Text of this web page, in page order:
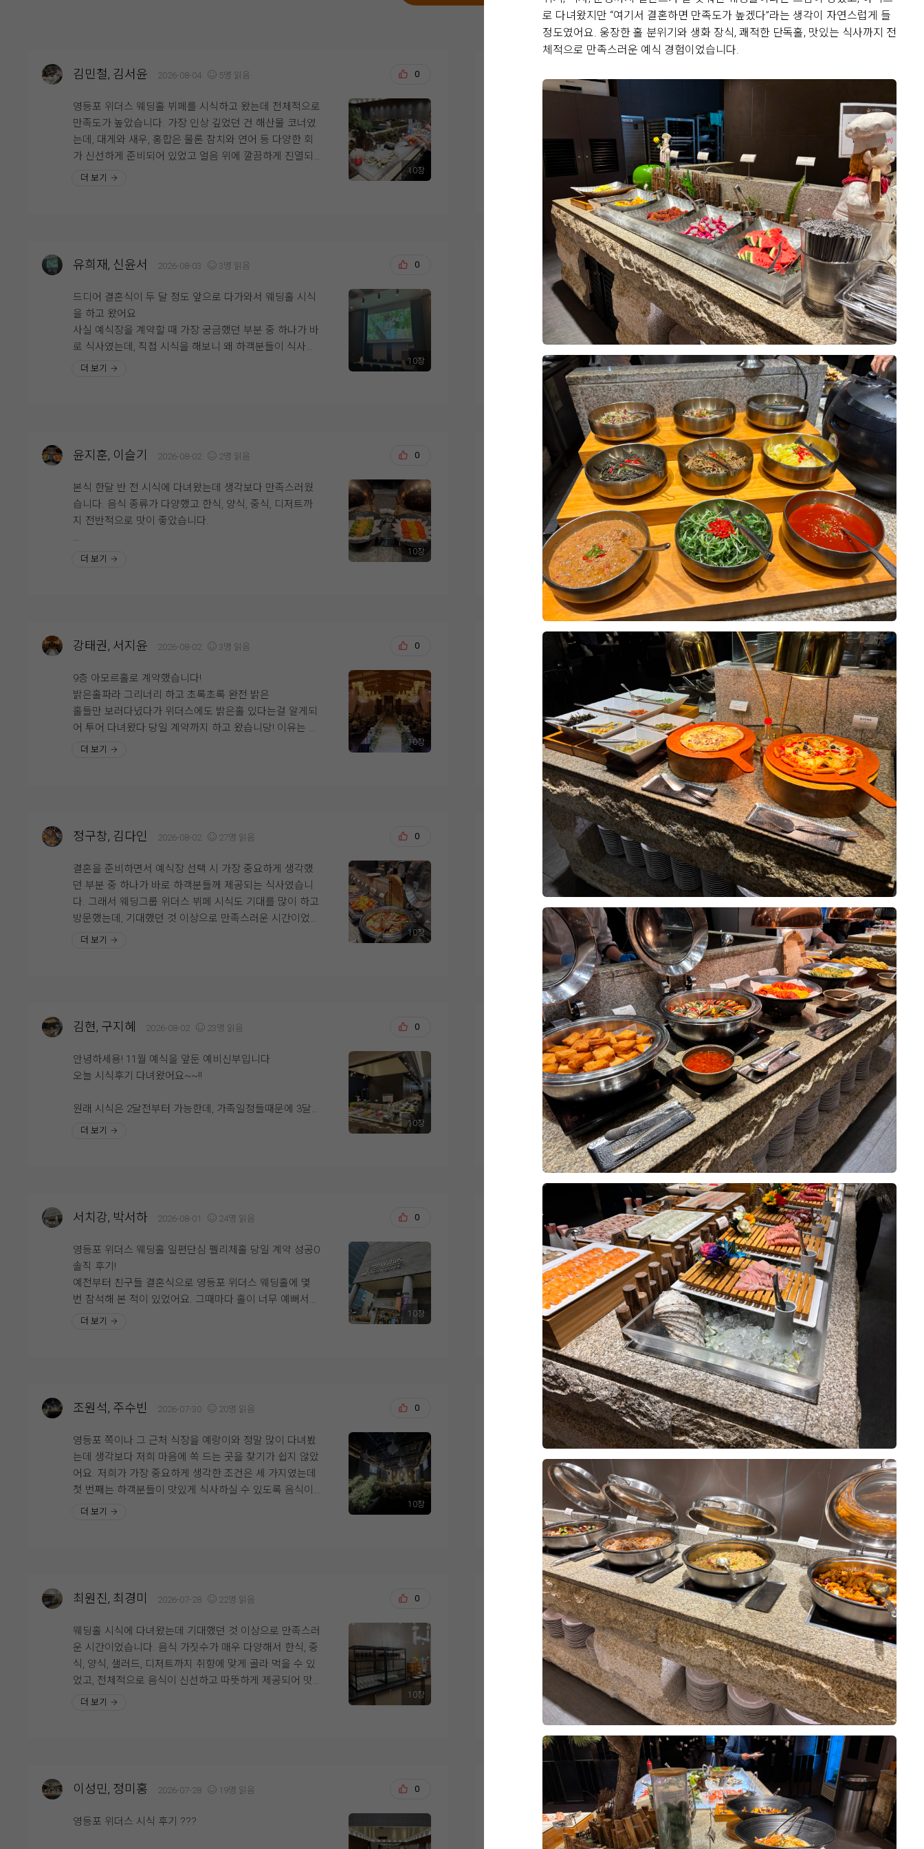
김민철, 김서윤 2026-08-04 5명 읽음 0
영등포 위더스 웨딩홀 뷔페를 시식하고 왔는데 전체적으로
만족도가 높았습니다. 가장 인상 깊었던 건 해산물 코너였
는데, 대게와 새우, 홍합은 물론 참치와 연어 등 다양한 회
가 신선하게 준비되어 있었고 얼음 위에 깔끔하게 진열되
어 있어 보기에도 좋았습니다. 회도 두툼하게 썰려 있어 식
으로 간이 자극적이지 않아 부담 없이 즐길 수 있었습니다.
서 채워주셔서 마지막까지 깔끔한 상태가 유지되는 점도
좋았습니다.
뷔페 동선도 넓고 쾌적해서 사람들이 몰려도 크게 불편하
지 않았고, 음식 종류도 한식·양식·해산물 등 골고루 갖춰져
결혼식은 식사가 중요한 부분인데, 영등포 위더스 뷔페는
하객분들을 모실 수 있을 것 같습니다. 개인적으로는 해산
물과 회 코너가 가장 만족스러웠고, 전체적으로 재방문 의
사가 있을 정도로 만족한 시식이었습니다.
더 보기
10장
까지 진행했습니다. 여러 웨딩홀을 알아보면서 가장 중요
하게 생각했던 부분은 홀 분위기와 신부대기실, 실제 예식
당일의 이동 동선이었습니다.
아모르홀은 전체적으로 밝고 화사한 분위기라 처음 들어갔
을 때부터 마음에 들었습니다. 어두운 홀보다는 자연스럽
고 따뜻한 느낌의 예식을 원했는데, 아모르홀이 제가 생각
했던 이미지와 잘 맞았습니다. 홀 내부도 깔끔하게 정돈된
느낌이었고, 사진이나 영상으로 보았을 때도 신랑 신부가
화사하게 나올 것 같았습니다.
신부대기실도 답답하지 않고 깔끔했으며, 신부대기실에서
예식장으로 이동하는 동선도 복잡하지 않아 좋았습니다.
하객들의 이동과 신랑 신부의 동선이 비교적 편리하게 구
성되어 있다는 점도 계약을 결정하는 데 도움이 됐습니다.
상담 과정에서는 궁금했던 부분을 하나씩 설명해 주셨고,
견적과 포함 사항도 이해하기 쉽게 안내받았습니다. 상담
분위기가 부담스럽지 않았고, 저희가 생각했던 조건과 견
적도 잘 맞아 최종적으로 계약하게 되었습니다. 실제 예식
일까지 남은 준비도 잘 진행해서 밝고 화사한 아모르홀에
서 만족스러운 결혼식을 올리고 싶습니다.
더 보기
10장
유희재, 신윤서 2026-08-03 3명 읽음 0
드디어 결혼식이 두 달 정도 앞으로 다가와서 웨딩홀 시식
을 하고 왔어요
사실 예식장을 계약할 때 가장 궁금했던 부분 중 하나가 바
로 식사였는데, 직접 시식을 해보니 왜 하객분들이 식사를
중요하게 생각하는지 알겠더라고요.
것 같다는 생각이 들었습니다.
다양한 메뉴가 준비되어 있었는데, 그중에서도 가장 기억
에 남았던 건 양갈비와 회였어요. 먼저 양갈비는 생각보다
훨씬 부드러웠고 잡내가 전혀 느껴지지 않았어요. 육즙도
풍부하고 고기가 촉촉해서 한입 먹자마자 "이건 꼭 다시 먹
고 싶다"라는 생각이 들 정도였어요.
맛이 전혀 없었고, 식감도 쫄깃해서 계속 손이 가더라고요.
것 같았어요. 다른 뷔페 메뉴들도 전체적으로 깔끔하고 종
류가 다양해서 남녀노소 누구나 맛있게 즐길 수 있을 것 같
았습니다.
특히 부모님과 함께 시식을 진행했는데, 부모님께서도 음
예식이 얼마 남지 않은 시점에서 웨딩홀 분위기와 연회장
뒤 이곳에서 소중한 분들을 모시고 식을 올린다고 생각하
니 설레기도 하고 긴장도 됐어요.
웨딩그룹위더스 영등포에서 예식을 준비하고 계신 예신,
예랑분들이라면 꼭 시식해보시는 걸 추천드려요. 직접 맛
더 보기
10장
전재영, 서혜연 2026-08-02 12명 읽음 0
안녕하세요,
결혼식이 얼마 남지 않아 위더스 영등포 웨딩홀 시식에 다
녀왔습니다.
한식, 중식, 양식, 해산물, 샐러드 등 메뉴 구성이 다양했고,
음식마다 맛의 편차가 크지 않아 전반적으로 만족스러웠습
디저트도 과일, 케이크, 떡 등 여러 종류가 준비되어 있어
식사를 마무리하기 좋았습니다. 메인 음식뿐 아니라 후식
까지 선택지가 다양하다는 점도 마음에 들었습니다.
직원분들께서 빈 접시도 빨리빨리 치워주시고, 음식이 부
족하지 않도록 수시로 확인해 주셔서 편안하게 식사할 수
있었습니다.
직접 시식해 보니 하객분들께 무리 없이 만족스러운 식사
를 대접할 수 있을 것 같아 안심이 되었습니다. 음식 구성
과 맛, 서비스까지 전체적으로 고르게 잘 준비된 시식이었
습니다.
더 보기
10장
윤지훈, 이슬기 2026-08-02 2명 읽음 0
본식 한달 반 전 시식에 다녀왔는데 생각보다 만족스러웠
습니다. 음식 종류가 다양했고 한식, 양식, 중식, 디저트까
지 전반적으로 맛이 좋았습니다.
특히 스테이크가 안질기고 부드러워서 세번이나 먹었네
뉴는 바로바로 채워주시고, 빈 접시도 빠르게 정리해 주셔
시식 전엔 걱정이 많았으나 직접 시식을 해보니 그런 걱정
할필요가 없었네요. 다가오는 본식이 기대됩니다!
더 보기
10장
오상철, 이예림 2026-08-02 4명 읽음
웨딩그룹위더스 영등포점으로 계약한 이유를 남겨봐요.
가장 큰 이유는 상담이었어요. 플래너님이 전문성도 있으
시고, 처음이라 헷갈리는 부분들도 이해하기 쉽게 설명해
주셔서 믿음이 갔거든요.
두 번째는 웨딩그룹이라 스드메, 한복, 헤어메이크업까지
필요하면 한 곳에서 다 해결 가능하다는 점이었어요. 저희
는 스드메를 이미 다른 곳에서 계약한 상태였지만, 상담 때
들은 금액도 나쁘지 않아서 여기서 했어도 괜찮았겠다 싶
었어요. 웨딩링 업체도 소개해주셨고, 원하는 날짜·시간에
예약 가능했던 것도 결정에 한몫했어요.
위치도 계약 이유 중 하나예요. 영등포라 지방에서 오시는
하객뿐 아니라 서울 사시는 분들도 찾아오기 편하고, 영등
포시장역에서 도보로 이동 가능하거든요. 내부주차장 만차
시엔 외부 영남주차장으로 셔틀 운행해주신다고 해서 주차
걱정도 덜었어요.
건물 자체도 마음에 들었어요. 웨딩 전용 단독 빌딩이라 다
른 용도 시설 없이 웨딩에만 집중할 수 있는 환경이라는 점
이 확실히 다르더라구요. 지하 B1~B8, 지상 11층 규모에
하객용 엘리베이터만 7~8대, 신랑신부 혼주용은 따로 있어
서 동선도 잘 짜여 있었고요. 특히 층마다 홀과 전용 연회
장이 하나씩 배치되어 있어서 다른 예식 하객들과 동선이
섞이지 않고 프라이빗하게 진행할 수 있다는 점이 큰 장점
이라고 느꼈어요.
층 구성도 마음에 들었어요. 1층 예약실·미용실·드레스샵,
3~5층 연회장, 10층 폐백실·스튜디오, 11층 폐백실·정산실
·행정실로 되어 있어서 스드메를 정말 원큐에 해결할 수 있
는 구조였거든요.
무엇보다 결정적이었던 건 홀이었어요. 상담할 때 영상이
랑 사전 안내로 각 홀 이미지를 미리 보고 투어할 홀 2개를
직접 골라볼 수 있었는데, 저희는 9층 아모르홀을 보자마자
마음을 정했어요. 층고가 높아서 답답한 느낌이 전혀 없고,
천장이 격자 대들보처럼 되어 있는 게 특이했어요. 실제로
보면 그리너리하고 꽃밭에 있는 느낌이라 화려하기보단 깔
끔한 채플식 분위기가 딱 저희 취향이었고, 샹들리에와 버
진로드 연출 덕분에 사진도 고급스럽게 나올 것 같았어요.
조명·음악까지 실제로 연출해서 보여주셔서 예식 당일 느
낌을 미리 그려볼 수 있었던 것도 결정에 확신을 더해줬어
이런 이유들로 웨딩그룹위더스와 계약하게 됐어요. 여러모
로 좋은 선택이었다고 생각해요!
더 보기
10장
강태권, 서지윤 2026-08-02 3명 읽음 0
9층 아모르홀로 계약했습니다!
밝은홀파라 그리너리 하고 초록초록 완전 밝은
홀들만 보러다녔다가 위더스에도 밝은홀 있다는걸 알게되
어 투어 다녀왔다 당일 계약까지 하고 왔습니당! 이유는 홀
이 너무 이뻐서에오! 우드우드한 느낌과 초록초록한 느낌
그 전에 본 식장을 해야겠다고 생각하고 큰 기대 없이 왔는
하게 되었네요 ㅎㅎ
엘베와 주차가 힘들다는 말이 많아서 조금 걱정이지만 ㅜ
그래도 아주 합리적으로 계약했다는 생각이들었어여!!
더 보기
10장
백승덕, 이새별 2026-08-02 7명 읽음 0
9월 예식을 앞두고 신부와 양가 어머님을 모시고 네 명이
서 시식을 다녀온 예비신랑입니다.
방문 전에는 당일 예식 하객분들과 섞여 식사하게 되는 건
아닌지 걱정했는데, 시식 팀들을 위한 연회장을 따로 안내
해 주셔서 편안한 분위기에서 천천히 맛볼 수 있었습니다.
사실 이곳 뷔페는 예전에 친구 결혼식에 하객으로 왔을 때
인상 깊게 먹었던 기억이 있어 기대가 컸는데요. 이번에는
저희 하객분들이 남녀노소 불편함 없이 드실 수 있을지를
생각하며 사시미, 초밥, 구이류, 볶음류, 샐러드까지 최대한
다양하게 맛봤습니다.
식사 후 네 명이 각자 기억에 남는 메뉴를 하나씩 꼽아봤습
니다. 평소 고기를 즐겨 드시지 않는 저희 어머니는 스테이
크가 부드럽게 구워져 드시기 편했다고 하셨고, 신부 어머
님께서는 전복죽이 특히 맛있었다고 하셨습니다. 신부는
다른 뷔페에서는 본 적 없던 단호박 정과를 처음 먹어봤는
데 기대 이상이었다고 하네요. 고기를 좋아하는 저는 의외
로 우삼겹 샐러드가 가장 기억에 남았습니다. 평소 차가운
고기를 좋아하지 않는데도 얇게 준비되어 씹기 부드러웠
고, 드레싱이 채소와 고기를 잘 어우러지게 해줘서 두세 번
더 가져다 먹었을 정도였습니다.
한 가지 아쉬운 점을 꼽자면 찐 게 요리의 간이 생각보다
세서 어머님들이 조금 놀라셨다는 정도인데, 그 외에는 네
명 모두 만족스러운 식사였습니다.
식사 후에는 마침 저희가 계약한 펠리체홀에 예식이 없어
홀도 여유롭게 둘러볼 수 있었습니다. 어두운 홀에 웅장한
샹들리에와 수많은 꽃 장식이 어우러진 모습이 정말 멋있
었고, 신부 입장 때 샹들리에가 내려오는 연출까지 직접 보
고 나니 결혼한다는 게 비로소 실감 났습니다. 어머님들도
같은 마음이셨다고 하네요. 그 순간이 너무 멋져서 사진으
로도 남겨 함께 첨부합니다. 시식과 홀 투어 모두 만족스러
웠고, 9월 본식이 더욱 기대되는 하루였습니다.
더 보기
10장
정구창, 김다인 2026-08-02 27명 읽음 0
결혼을 준비하면서 예식장 선택 시 가장 중요하게 생각했
던 부분 중 하나가 바로 하객분들께 제공되는 식사였습니
다. 그래서 웨딩그룹 위더스 뷔페 시식도 기대를 많이 하고
방문했는데, 기대했던 것 이상으로 만족스러운 시간이었습
니다. 전체적으로 음식 가짓수가 정말 다양했고, 한식·중식·
신선해서 만족스러웠습니다. 즉석에서 바로 만들어 주시는
메뉴는 따뜻하게 즐길 수 있어 더욱 좋았고, 디저트 코너에
마무리까지 기분 좋게 할 수 있었습니다. 음식 간도 너무
자극적이지 않아 어르신들께서도 부담 없이 드실 수 있을
채워주셔서 끝까지 쾌적한 환경에서 식사를 즐길 수 있었
는 믿음이 생겼습니다.
직접 시식을 해보니 많은 분들이 위더스 뷔페를 만족스럽
게 평가하는 이유를 알 것 같았습니다. 맛과 음식 구성, 서
비스까지 전체적으로 균형이 잘 갖춰져 있었고, 결혼식 당
더 보기
10장
서창희, 채아린 2026-08-02 20명 읽음 0
결혼식을 앞두고 위더스 영등포 웨딩홀 시식에 다녀왔습니
다. 하객분들께 가장 중요한 것 중 하나가 음식이라고 생각
러운 시간이었습니다.
먼저 음식 가짓수가 다양해서 누구나 취향에 맞게 즐길 수
있을 것 같았습니다. 한식, 양식, 중식은 물론 샐러드와 디
저트까지 골고루 준비되어 있었고, 전체적으로 음식이 깔
끔하게 진열되어 있어 보기에도 좋았습니다. 특히 고기 요
리는 부드럽고 촉촉했으며, 해산물도 신선해서 비린 맛 없
이 맛있게 먹을 수 있었습니다. 따뜻하게 먹어야 하는 음식
은 온도가 잘 유지되어 있었고, 튀김류도 바삭한 식감이 살
아 있어 만족스러웠습니다.
디저트 코너도 인상적이었습니다. 다양한 케이크와 과일,
음료가 준비되어 있어 식사를 마무리하기 좋았고, 전체적
으로 음식 간이 과하지 않아 어르신부터 젊은 하객까지 모
두 부담 없이 드실 수 있을 것 같았습니다.
무엇보다 직원분들의 서비스가 정말 좋았습니다. 음식이
비어 있는 곳은 바로 채워 주셨고, 사용한 접시도 빠르게 정
리해 주셔서 쾌적하게 식사할 수 있었습니다. 직원분들이
친절하게 응대해 주시는 모습에서 결혼식 당일에도 하객분
들을 세심하게 배려해 주실 것이라는 믿음이 들었습니다.
시식을 마치고 나니 위더스 영등포를 선택하길 정말 잘했
다는 생각이 들었습니다. 음식의 맛과 종류, 서비스, 연회장
분위기까지 전체적으로 만족도가 높았고, 하객분들도 맛있
게 식사하시며 좋은 기억을 남기실 것 같아 더욱 기대됩니
다. 결혼식을 준비하시는 예비 신랑·신부님들께도 음식을
중요하게 생각하신다면 한 번쯤 시식해 보시길 추천드리고
싶습니다.
더 보기
10장
김현, 구지혜 2026-08-02 23명 읽음 0
안녕하세용! 11월 예식을 앞둔 예비신부입니다
오늘 시식후기 다녀왔어요~~!!
원래 시식은 2달전부터 가능한데, 가족일정들때문에 3달전
에 가능한지 양해를 구했는데 일정 맞춰주셔서 감사하게도
간도 너무 쎄지 않으면서 어른들도 어린아이들도 좋아할
수 있게 적당한 간으로 잘 되어 있어서 같이 시식한 가족들
도 모두 만족했어요!!!!!!
한식, 중식, 양식, 일식 그리고 후식까지 다양한 메뉴들
진짜로 추천입니다 꼭 한두잔씩 하고 가세요 ㅎㅎㅎㅎㅎㅎ
11월이 언제 올런지 빨리 결혼하고 싶네요~~~!!!!
더 보기
10장
송용석, 석정애 2026-08-02 12명 읽음 0
저희도 드디어 위더스 입성!!!
웨딩홀을 보고 여러군데 왜비교하나 싶을만큼 너무만족스
러운 홀컨디션에 섬세함까지 후회없을거에요ㅜㅜ 근데 위
더스는 웨딩홀도 기가막힌데!!!!!!!
음식이 도레미쳣습니다 오늘 먹고와서 기절하는줄..
입짧은 제 남편 3접시 클리어 해버리고
원래면 한접시에 휘청거릴사람인데 3접시나 먹었다니까
요..?결혼식에 중요한 자리를 맡아주는 친구와도
같이 다녀왓는데 세상세상 이친구도 만족
거의 미슐랭 입맛을 가진 친군데 만족에 손가락을 치켜올
렷어요ㅋㅋㅋㅋㅋㅋ
저도 이제 나이가 나이인지라 결혼식 열심히 참석해서 다
녀봣는데 솔직히 코스요리로 나오는곳보단 뷔페를 선호햇
고 뷔페중에서도 고르자면 위더스가 일등이랄까요 모든 음
식이 깔끔하고 정갈하고 보기만 해도 배가고플정도였고 한
접시에 다담아 한꺼번에 다 먹고싶은데 그럼 접시를 한번
에 10개는 들어야할거같아서
먹고퍼오고 하느라 세상바빳어요
전 제가 이렇게 부지런한 사람인줄 몰랏ㅎㅎㅎㅎ
요즘 식보다 음식에 엄청난 포커스를 두는 시점이라
음식이 제일 신경쓰였는데 뭐하러 신경썻나 싶었어요ㅜㅜ
이렇게 완벽한걸 괜한 걱정ㅜㅜㅋㅋㅋㅋㅋㅋ
다들 하루뿐이고 한번뿐인 웨딩홀 고르시려면!!
위더스!!!!
2.맛있는 음식!!!!!!
3.단독건물!!!!
4.넓은 주차장!!!!!
5.직원분들의 친절함!!!!??
제발 강추!!!!!!! 상담받을때부터 너무 친절하고 상세히 설명
해주셔서 더 설레는 준비과정이었어요!!!!!
감사합이다 위더스????????
더 보기
10장
서치강, 박서하 2026-08-01 24명 읽음 0
영등포 위더스 웨딩홀 일편단심 펠리체홀 당일 계약 성공O
솔직 후기!
예전부터 친구들 결혼식으로 영등포 위더스 웨딩홀에 몇
번 참석해 본 적이 있었어요. 그때마다 홀이 너무 예뻐서
'나도 나중에 여기서 결혼하고 싶다' 생각했었는데, 드디어
진 웅장한 분위기의 어두운 홀이에요. 높은 천고에 고급스
부 입장과 퇴장에 맞춰서 샹들리에가 움직이는 극적인 연
출이 가능해요! 식장에 들어서자마자 버진로드 주변에서
풍성한 생화 향기가 확 풍겨서 기분이 정말 좋아졌습니다.
전체적으로 어두운 홀 성격이 강해서 호텔식 웨딩이나 클
래식한 분위기를 선호하시는 분들께 찰떡일 것 같아요.
습니다.
만족도가 가장 높은 맛있는 뷔페식으로 제공됩니다. 음식
가짓수도 많고 실시간으로 조리되는 즉석 음들이 많아서
음식 퀄리티 걱정은 안 해도 되겠더라고요. 교통편도 5호
선 영등포시장역 4번 출구에서 도보 1~3분 거리라 너무 편
리해서 마음에 쏙 들었어요. 추가로 한복과 메이크업 샵이
더 보기
10장
박태욱, 정조원 2026-07-30 18명 읽음
영등포 위더스 계약 후기입니다 :)
결혼 준비를 시작하면서 가장 먼저 알아본 것이 웨딩홀이
었습니다.
가장 중요하게 생각했던 건 교통, 하객분들이 만족하실 식
사?였습니다.
여러 웨딩홀을 직접 투어해 봤지만, 최종적으로는 영등포
위더스 메리엘홀로 계약하게 되었어요.
가장 마음에 들었던 부분은 교통과 접근성이었습니다.
영등포시장역과 영등포역 모두 이용할 수 있어 대중교통으
로 오시는 하객분들이 편하게 방문하실 수 있을 것 같았고,
건물도 워낙 눈에 잘 띄어서 처음 오시는 분들도 쉽게 찾을
수 있다는 점이 좋았습니다.
홀을 둘러보면서는 높은 층고가 가장 인상적이었습니다.
실제로 들어가 보니 사진보다 훨씬 웅장한 느낌이었어요!
홀을 선택할때, 층고가 높고 버진로드가 길었으면 좋겠다.
어두운 홀이지만 너무 어둡진 않았으면 좋겠다 생각했었는
저희 생각과 딱 맞는 곳이였어요!!
한 층에 한 개의 홀만 운영되는 단독홀이고, 전체적으로 생
화 장식과 조명도 과하지 않으면서 고급스럽더라구용
그리고 결혼식을 준비하면서 가장 중요하게 생각했던 것
중 하나가 식사였는데,
위더스는 음식 만족도가 높다는 후기가 많았고, 연회장을
직접 둘러봤을 때도 음식 구성과 공간이 깔끔하게 관리되
고 있다는 느낌을 받았습니다.
아직 시식 전이지만 기대가 많이 됩니다!
상담을 진행해주신 직원분도 정말 친절하셨습니다.
웨딩홀도 실제로 볼 수 있었고, 타이밍 좋게 조명도 어떻게
되는지 상세하게 보여주셨어요!
웨딩홀 투어를 많이 가기도 했었고, 위더스 뒤에 더 다녀올
더 보기
10장
조원석, 주수빈 2026-07-30 20명 읽음 0
영등포 쪽이나 그 근처 식장을 예랑이와 정말 많이 다녀봤
는데 생각보다 저희 마음에 쏙 드는 곳을 찾기가 쉽지 않았
어요. 저희가 가장 중요하게 생각한 조건은 세 가지였는데
첫 번째는 하객분들이 맛있게 식사하실 수 있도록 음식이
맛있을 것, 두 번째는 예랑이가 키가 큰 편이라 답답한 느낌
위기도 고급스럽고 밝은 느낌이라 첫인상부터 좋았고, 동
생각이 들었습니다. 여러 곳을 비교해 본 끝에 가장 만족스
러운 곳이라 망설임 없이 계약하게 되었고, 결혼식 당일도
정말 기대되고 있습니다.
더 보기
10장
김강, 이정희 2026-07-28 20명 읽음
결론부터 말씀드리자면, 양가 부모님 모두 매우 만족하셨
습니다.
저희는 신랑신부, 양가 부모님까지 모두6명이 갔는데
무엇보다 층별로 분리된 연회장 덕분에 동선이 편리했고,
음식 역시 기대 이상으로 퀄리티가 좋았어요.
개인적인 욕심을 조금 보태자면, 테이블 간 간격이 조금만
더 넓었으면 하객들이 이동하거나 식사하기에 더욱 편했을
것 같고, 디저트 종류도 조금 더 다양했다면 식사의 마무리
까지 더욱 완벽했을 것이라는 생각이 들었습니다.
하지만 이러한 부분들은 정말 작은 아쉬움에 불과했습니
다수가 선택한 위더스인 만큼, 주위 분들도 맛있다를 남발
해 주셨구요.
요즘 고물가 시대에 좋은 퀄리티의 음식은 기본인데, 그 기
본을 잘 지켜주는 웨딩홀이었습니다.
저희의 선택이 하객들의 즐거움으로까지 이어지길 바라며!
식 준비를 잘 마쳐보겠습니다.
더 보기
10장
최원진, 최경미 2026-07-28 22명 읽음 0
웨딩홀 시식에 다녀왔는데 기대했던 것 이상으로 만족스러
운 시간이었습니다. 음식 가짓수가 매우 다양해서 한식, 중
식, 양식, 샐러드, 디저트까지 취향에 맞게 골라 먹을 수 있
었고, 전체적으로 음식이 신선하고 따뜻하게 제공되어 맛
있게 즐길 수 있었습니다. 특히 메인 요리의 맛과 퀄리티가
고 세심했습니다. 홀 내부도 깔끔하게 관리되어 있어 식사
하는 동안 쾌적한 분위기를 느낄 수 있었습니다. 결혼식 당
아 더욱 기대가 되었고, 전반적으로 음식과 서비스 모두 만
더 보기
10장
윤종균, 김아름 2026-07-28 22명 읽음 0
웨딩을 준비하면서 가장 중요하게 생각했던 것 중 하나가
바로 하객 식사였어요. 그래서 본식을 앞두고 웨딩그룹 위
더스 영등포 시식에 다녀왔는데, 전체적으로 기대 이상이
라 만족스러웠습니다.
시식은 예약한 시간에 맞춰 방문했고, 직원분들이 친절하
은 깔끔하게 관리되고 있었고, 음식도 정갈하게 진열되어
있어 보기만 해도 먹음직스러웠습니다.
가장 마음에 들었던 점은 음식 종류가 정말 다양하다는 것
이었어요. 한식, 중식, 양식, 일식은 물론 샐러드와 디저트
까지 골고루 준비되어 있어서 남녀노소 누구나 만족할 수
있을 것 같았습니다. 특히 갈비찜과 스테이크는 부드럽고
더 보기
10장
이성민, 정미홍 2026-07-28 19명 읽음 0
영등포 위더스 시식 후기 ???
김동현, 김해인 2026-07-28 20명 읽음 0
8월 말 예식을 앞두고 있는 예신이라 결혼식 준비의 마지
막 점검을 하는 마음으로 위더스 영등포 시식에 다녀왔습
로 다녀왔지만 “여기서 결혼하면 만족도가 높겠다”라는 생각이 자연스럽게 들
정도였어요. 웅장한 홀 분위기와 생화 장식, 쾌적한 단독홀, 맛있는 식사까지 전
체적으로 만족스러운 예식 경험이었습니다.